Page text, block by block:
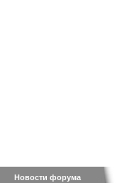
Новости форума